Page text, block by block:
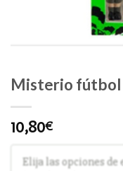
Misterio fútbol
10,80€
Elija las opciones de